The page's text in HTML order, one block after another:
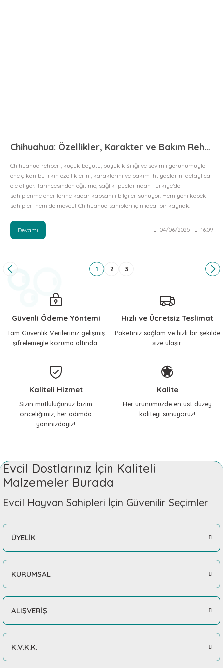
Chihuahua: Özellikler, Karakter ve Bakım Rehberi
Chihuahua rehberi, küçük boyutu, büyük kişiliği ve sevimli görünümüyle
öne çıkan bu ırkın özelliklerini, karakterini ve bakım ihtiyaçlarını detaylıca
ele alıyor. Tarihçesinden eğitime, sağlık ipuçlarından Türkiye’de
sahiplenme önerilerine kadar kapsamlı bilgiler sunuyor. Hem yeni köpek
sahipleri hem de mevcut Chihuahua sahipleri için ideal bir kaynak.
Devamı 04/06/2025 16:09
1 2 3
Güvenli Ödeme Yöntemi
Tam Güvenlik Verileriniz gelişmiş
şifrelemeyle koruma altında.
Hızlı ve Ücretsiz Teslimat
Paketiniz sağlam ve hızlı bir şekilde
size ulaşır.
Kaliteli Hizmet
Sizin mutluluğunuz bizim
önceliğimiz, her adımda
yanınızdayız!
Kalite
Her ürünümüzde en üst düzey
kaliteyi sunuyoruz!
Evcil Dostlarınız İçin Kaliteli
Malzemeler Burada
Evcil Hayvan Sahipleri İçin Güvenilir Seçimler
ÜYELİK
KURUMSAL
ALIŞVERİŞ
K.V.K.K.